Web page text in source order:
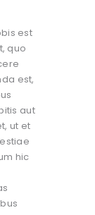
est
quo
est,
aut
ut et
hic